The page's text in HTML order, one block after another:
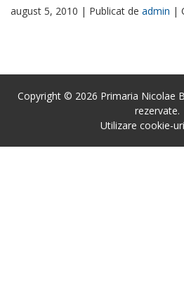
august 5, 2010 | Publicat de admin |
Copyright © 2026 Primaria Nicolae
rezervate.
Utilizare cookie-uri